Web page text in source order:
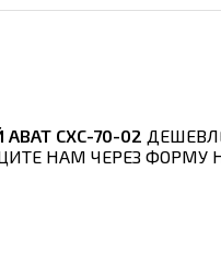
СХС-70-02
НАМ ЧЕРЕЗ ФОРМУ